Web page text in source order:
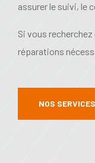
assurer le suivi, le
Si vous
réparations
NOS